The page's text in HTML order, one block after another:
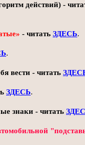
действий) -
- читать ЗДЕСЬ.
.
вести - читать
ЗДЕСЬ.
знаки - читать